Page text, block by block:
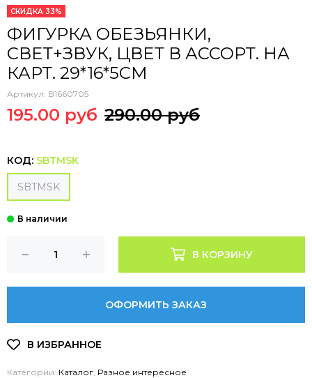
СКИДКА 33%
ФИГУРКА ОБЕЗЬЯНКИ,
СВЕТ+ЗВУК, ЦВЕТ В АССОРТ. НА
КАРТ. 29*16*5СМ
Артикул: B1660705
195.00 руб 290.00 руб
КОД: SBTMSK
SBTMSK
В КОРЗИНУ
ОФОРМИТЬ ЗАКАЗ
Категории: Каталог Разное интересное